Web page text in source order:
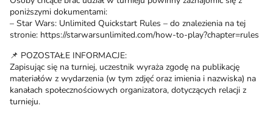
poniższymi dokumentami:
– Star Wars: Unlimited Quickstart Rules – do znalezienia na tej
stronie: https://starwarsunlimited.com/how-to-play?chapter=rules
📌 POZOSTAŁE INFORMACJE:
Zapisując się na turniej, uczestnik wyraża zgodę na publikację
materiałów z wydarzenia (w tym zdjęć oraz imienia i nazwiska) na
kanałach społecznościowych organizatora, dotyczących relacji z
turnieju.